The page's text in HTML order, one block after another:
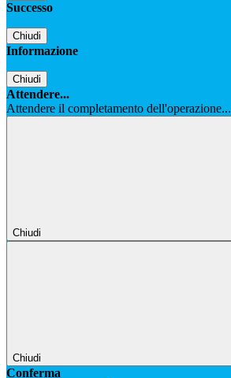
Successo
Chiudi
Informazione
Chiudi
Attendere...
Attendere il completamento dell'operazione...
Chiudi
Chiudi
Conferma